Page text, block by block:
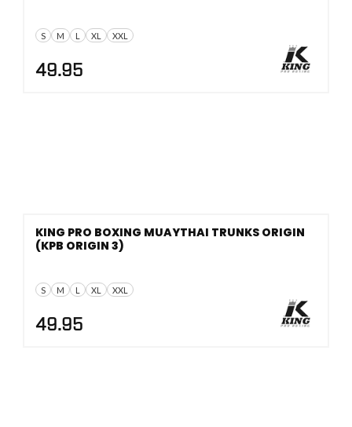
S M L XL XXL
49.95
S M L XL XXL
KING PRO BOXING MUAYTHAI TRUNKS ORIGIN
(KPB ORIGIN 3)
49.95